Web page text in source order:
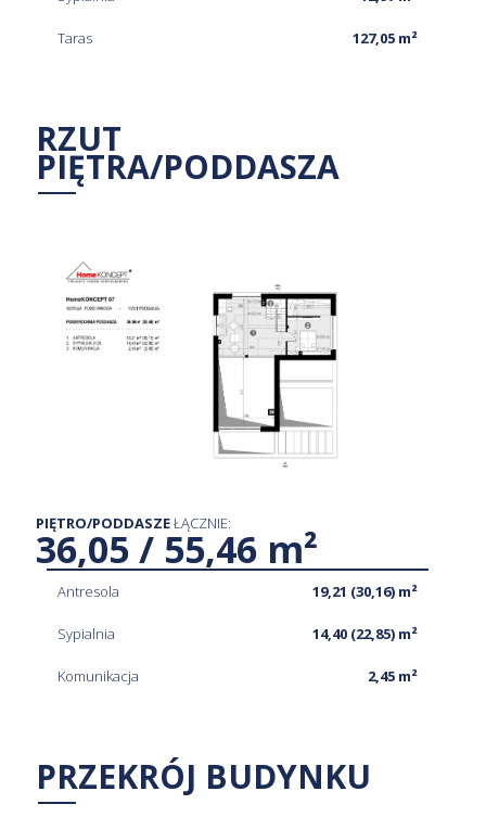
Taras 127,05 m²
RZUT
PIĘTRA/PODDASZA
PIĘTRO/PODDASZEŁĄCZNIE:
36,05 / 55,46 m²
Antresola 19,21 (30,16) m²
Sypialnia 14,40 (22,85) m²
Komunikacja 2,45 m²
PRZEKRÓJ BUDYNKU